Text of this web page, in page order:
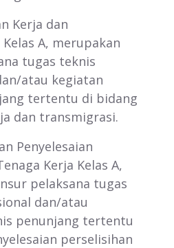
Kerja dan
A, merupakan
tugas teknis
atau kegiatan
tertentu di bidang
dan transmigrasi.
Penyelesaian
Kerja Kelas A,
pelaksana tugas
dan/atau
penunjang tertentu
perselisihan